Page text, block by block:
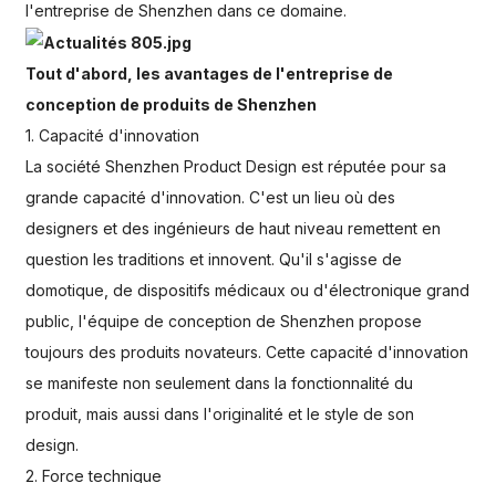
l'entreprise de Shenzhen dans ce domaine.
Tout d'abord, les avantages de l'entreprise de
conception de produits de Shenzhen
1. Capacité d'innovation
La société Shenzhen Product Design est réputée pour sa
grande capacité d'innovation. C'est un lieu où des
designers et des ingénieurs de haut niveau remettent en
question les traditions et innovent. Qu'il s'agisse de
domotique, de dispositifs médicaux ou d'électronique grand
public, l'équipe de conception de Shenzhen propose
toujours des produits novateurs. Cette capacité d'innovation
se manifeste non seulement dans la fonctionnalité du
produit, mais aussi dans l'originalité et le style de son
design.
2. Force technique